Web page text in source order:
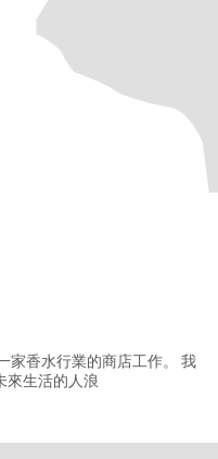
家香水行業的商店工作。 我
來生活的人浪